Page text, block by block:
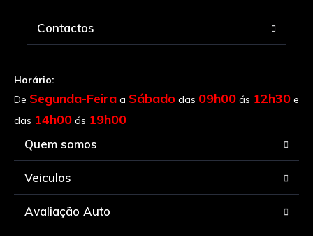
Contactos
Horário:
De Segunda-Feira a Sábado das 09h00 ás 12h30 e
das 14h00 ás 19h00
Quem somos
Veiculos
Avaliação Auto